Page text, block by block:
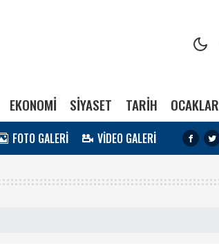
EKONOMİ SİYASET TARİH OCAKLAR
FOTO GALERİ VİDEO GALERİ